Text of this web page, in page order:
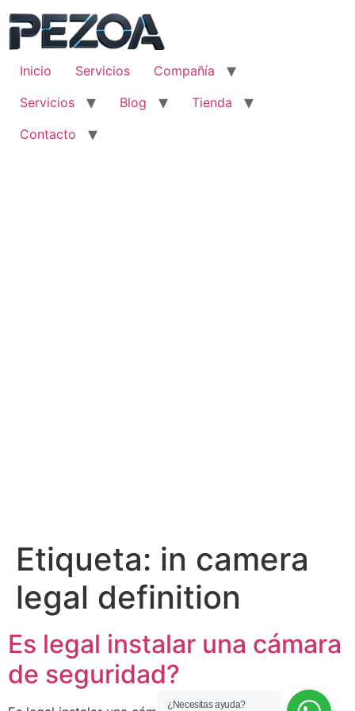
contenido
Inicio
Servicios
Compañía
Servicios
Blog
Tienda
Contacto
Etiqueta: in camera
legal definition
Es legal instalar una cámara
de seguridad?
¿Necesitas ayuda?